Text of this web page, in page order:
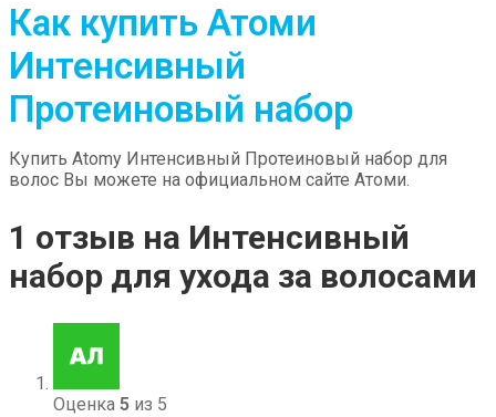
Как купить Атоми
Интенсивный
Протеиновый набор
Купить Atomy Интенсивный Протеиновый набор для
волос Вы можете на официальном сайте Атоми.
1 отзыв на Интенсивный
набор для ухода за волосами
Оценка 5 из 5